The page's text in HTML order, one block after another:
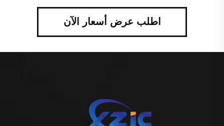
اطلب عرض أسعار الآن